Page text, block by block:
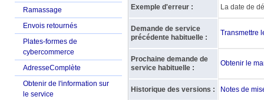
Ramassage
Envois retournés
Plates-formes de
cybercommerce
AdresseComplète
Obtenir de l'information sur
le service
Exemple d'erreur : La date de
Demande de service
précédente habituelle :
Transmettre
Prochaine demande de
service habituelle :
Obtenir le
Historique des versions : Notes de